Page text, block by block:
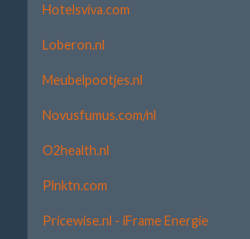
Hotelsviva.com
Loberon.nl
Meubelpootjes.nl
Novusfumus.com/nl
O2health.nl
Plnktn.com
Pricewise.nl - iFrame Energie